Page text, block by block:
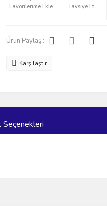
Tavsiye Et
Ürün Paylaş :
Karşılaştır
Seçenekleri